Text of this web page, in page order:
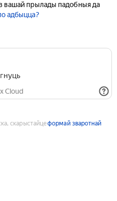
вашай прылады падобныя да
адбыцца?
Cloud
скарыстайцеформай зваротнай